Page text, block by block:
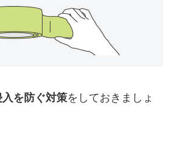
を防ぐ対策をしておきましょ